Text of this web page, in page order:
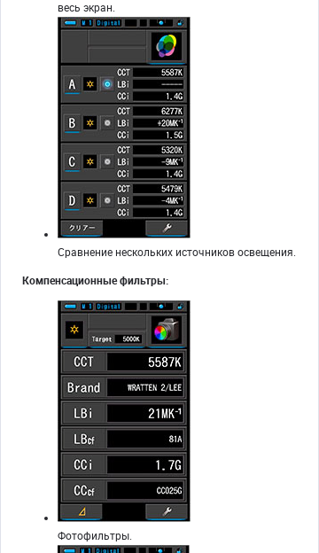
весь экран.
Сравнение нескольких источников освещения.
Компенсационные фильтры:
Фотофильтры.